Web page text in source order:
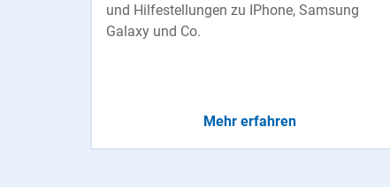
und Hilfestellungen zu IPhone, Samsung
Galaxy und Co.
Mehr erfahren